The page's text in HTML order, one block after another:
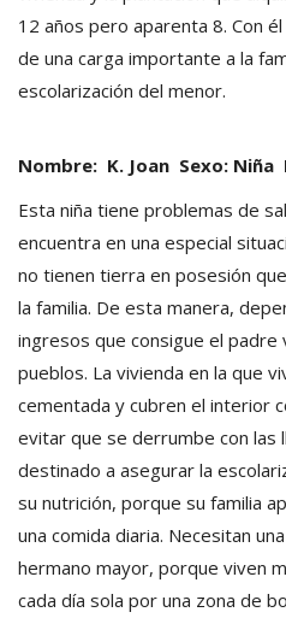
12 años pero aparenta 8. Con
de una carga importante a la
escolarización del menor.
Nombre: K. Joan Sexo: Niña
Esta niña tiene problemas de
encuentra en una especial
no tienen tierra en posesión
la familia. De esta manera,
ingresos que consigue el padre
pueblos. La vivienda en la que
cementada y cubren el interior
evitar que se derrumbe con las
destinado a asegurar la
su nutrición, porque su familia
una comida diaria. Necesitan
hermano mayor, porque viven
cada día sola por una zona de